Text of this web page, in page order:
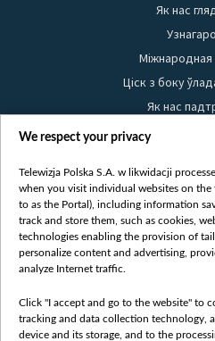
Як нас
Міжнародная
Ціск з боку
Як нас
Правілы
Белсат
Белсат
Belsat
We respect your privacy
Telewizja Polska S.A. w likwidacji
when you visit individual websites on the
to as the Portal), including information
track and store them, such as cookies,
technologies enabling the provision of
personalize content and advertising,
analyze Internet traffic.
Click "I accept and go to the website" to
tracking and data collection technology,
device and its storage, and to the